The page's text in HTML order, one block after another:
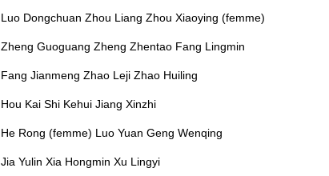
Luo Dongchuan Zhou Liang Zhou Xiaoying (femme)
Zheng Guoguang Zheng Zhentao Fang Lingmin
Fang Jianmeng Zhao Leji Zhao Huiling
Hou Kai Shi Kehui Jiang Xinzhi
He Rong (femme) Luo Yuan Geng Wenqing
Jia Yulin Xia Hongmin Xu Lingyi